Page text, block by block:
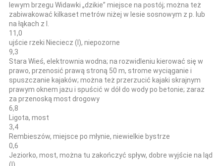
lewym brzegu Widawki „dzikie” miejsce na postój; można też
zabiwakować kilkaset metrów niżej w lesie sosnowym z p. lub
na łąkach z l.
11,0
ujście rzeki Nieciecz (l), niepozorne
9,3
Stara Wieś, elektrownia wodna; na rozwidleniu kierować się w
prawo, przenosić prawą stroną 50 m, strome wyciąganie i
spuszczanie kajaków; można też przerzucić kajaki skrajnym
prawym oknem jazu i spuścić w dół do wody po betonie; zaraz
za przenoską most drogowy
6,8
Ligota, most
3,4
Rembieszów, miejsce po młynie, niewielkie bystrze
0,6
Jeziorko, most, można tu zakończyć spływ, dobre wyjście na ląd